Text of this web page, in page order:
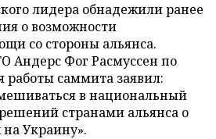
лидера обнадежили ранее
о возможности
со стороны альянса.
Андерс Фог Расмуссен по
работы саммита заявил:
в национальный
странами альянса о
Украину».